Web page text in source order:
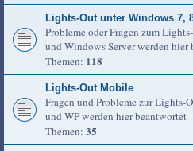
Lights-Out unter Windows 7,
Probleme oder Fragen zum
und Windows Server werden hier
Themen: 118
Lights-Out Mobile
Fragen und Probleme zur
und WP werden hier beantwortet
Themen: 35